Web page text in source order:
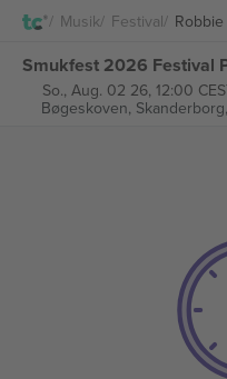
Musik Festival
Smukfest 2026 Festival
So., Aug. 02 26, 12:00
Bøgeskoven, Skanderborg,